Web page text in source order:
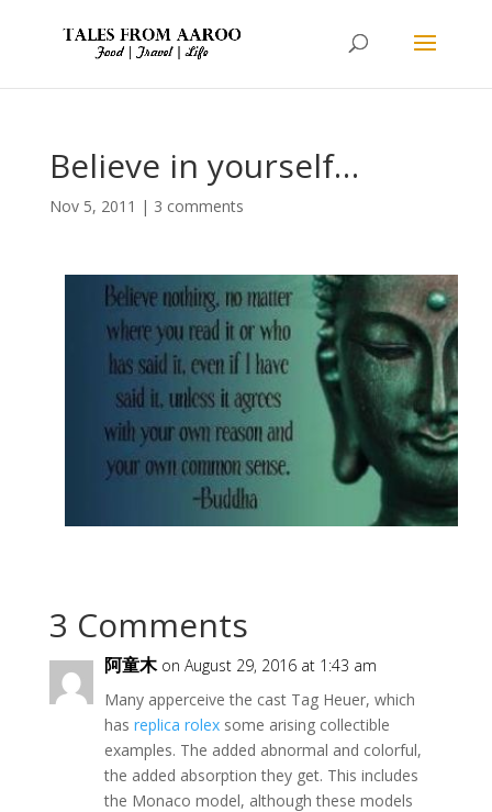
Believe in yourself…
Nov 5, 2011 | 3 comments
3 Comments
阿童木 on August 29, 2016 at 1:43 am
Many apperceive the cast Tag Heuer, which
has replica rolexsome arising collectible
examples. The added abnormal and colorful,
the added absorption they get. This includes
the Monaco model, although these models